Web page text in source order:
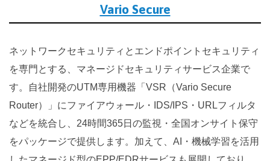
Vario Secure
ネットワークセキュリティとエンドポイントセキュリティ
を専門とする、マネージドセキュリティサービス企業で
す。自社開発のUTM専用機器「VSR（Vario Secure
Router）」にファイアウォール・IDS/IPS・URLフィルタ
などを統合し、24時間365日の監視・全国オンサイト保守
をパッケージで提供します。加えて、AI・機械学習を活用